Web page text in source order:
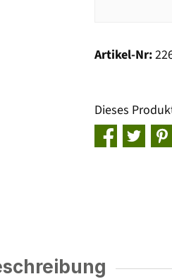
Artikel-Nr:
Dieses